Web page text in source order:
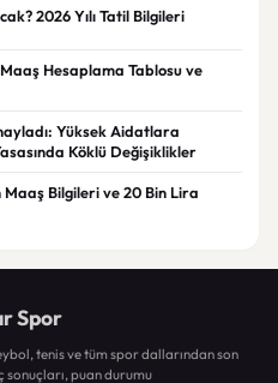
2026 Yılı Tatil Bilgileri
Hesaplama Tablosu ve
Yüksek Aidatlara
Köklü Değişiklikler
Maaş Bilgileri ve 20 Bin Lira
Spor
tenis ve tüm spor dallarından son
puan durumu